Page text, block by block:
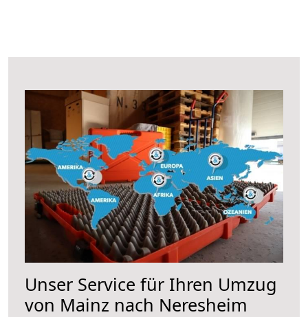
Unser Service für Ihren Umzug
von Mainz nach Neresheim